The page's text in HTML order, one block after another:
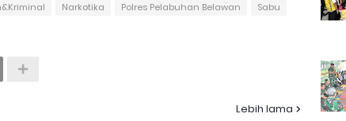
Narkotika Polres Pelabuhan Belawan
Sabu
Lebih lama